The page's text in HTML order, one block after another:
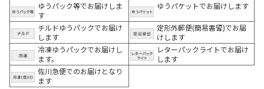
ゆうパック等でお届けしま
す
ゆうパケットでお届けします
チルドゆうパックでお届け
します
定形外郵便(簡易書留)でお届
けします
冷凍ゆうパックでお届けし
ます。
レターパックライトでお届け
します
佐川急便でのお届けとなり
ます